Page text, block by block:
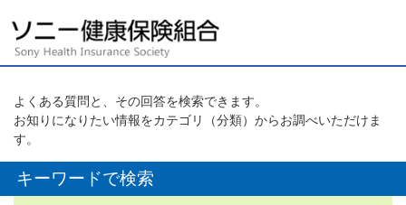
よくある質問と、その回答を検索できます。
お知りになりたい情報をカテゴリ（分類）からお調べいただけま
す。
キーワードで検索